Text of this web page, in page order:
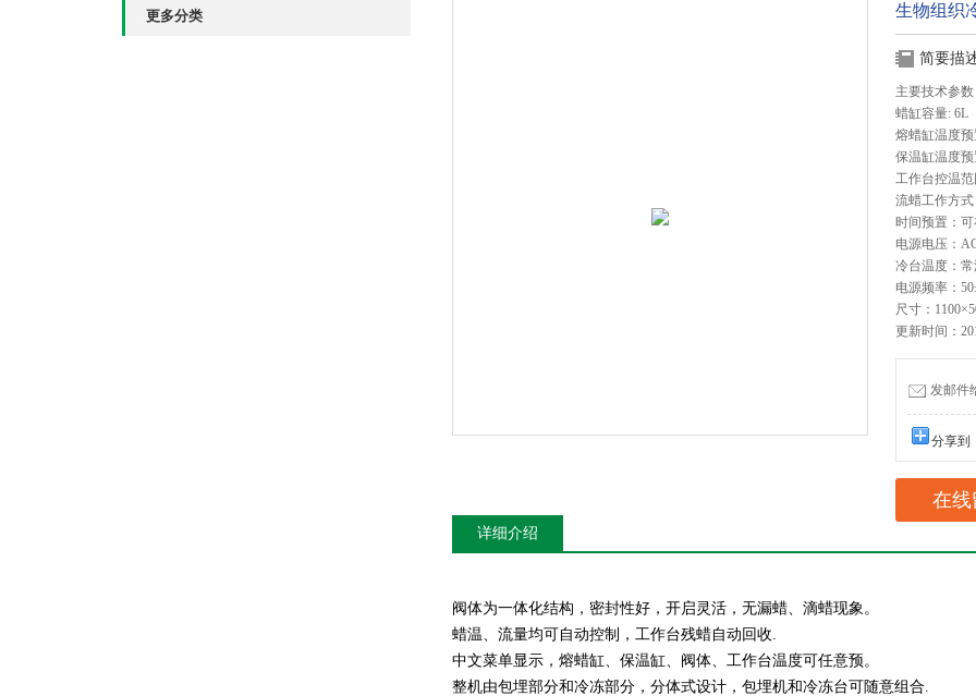
更多分类 生物组织
简要描
主要技术参
蜡缸容量: 6L
熔蜡缸温度
保温缸温度
工作台控温
流蜡工作方
时间预置：
电源电压：
冷台温度：
电源频率：
尺寸：
更新时间：
发邮件
分享到
在线
详细介绍
阀体为一体化结构，密封性好，开启灵活，无漏蜡、滴蜡现象。
蜡温、流量均可自动控制，工作台残蜡自动回收.
中文菜单显示，熔蜡缸、保温缸、阀体、工作台温度可任意预。
整机由包埋部分和冷冻部分，分体式设计，包埋机和冷冻台可随意组合.